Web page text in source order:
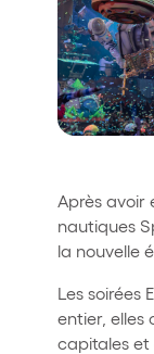
Quienes
¿Quieres
elrow News
Síguenos en
Síguenos en
Síguenos
Política de Cookies
Aviso Legal
Política de
Après avoir
nautiques
la nouvelle
Les soirées
entier, elles
capitales et